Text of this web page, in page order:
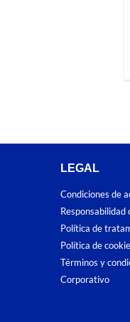
LEGAL
Condiciones de
Política de
Política de
Términos y
Corporativo